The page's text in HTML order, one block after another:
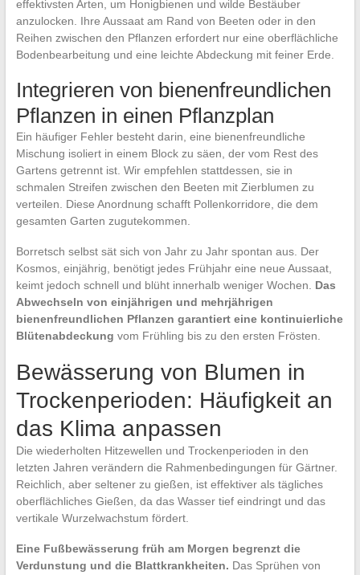
effektivsten Arten, um Honigbienen und wilde Bestäuber
anzulocken. Ihre Aussaat am Rand von Beeten oder in den
Reihen zwischen den Pflanzen erfordert nur eine oberflächliche
Bodenbearbeitung und eine leichte Abdeckung mit feiner Erde.
Integrieren von bienenfreundlichen
Pflanzen in einen Pflanzplan
Ein häufiger Fehler besteht darin, eine bienenfreundliche
Mischung isoliert in einem Block zu säen, der vom Rest des
Gartens getrennt ist. Wir empfehlen stattdessen, sie in
schmalen Streifen zwischen den Beeten mit Zierblumen zu
verteilen. Diese Anordnung schafft Pollenkorridore, die dem
gesamten Garten zugutekommen.
Borretsch selbst sät sich von Jahr zu Jahr spontan aus. Der
Kosmos, einjährig, benötigt jedes Frühjahr eine neue Aussaat,
keimt jedoch schnell und blüht innerhalb weniger Wochen. Das
Abwechseln von einjährigen und mehrjährigen
bienenfreundlichen Pflanzen garantiert eine kontinuierliche
Blütenabdeckung vom Frühling bis zu den ersten Frösten.
Bewässerung von Blumen in
Trockenperioden: Häufigkeit an
das Klima anpassen
Die wiederholten Hitzewellen und Trockenperioden in den
letzten Jahren verändern die Rahmenbedingungen für Gärtner.
Reichlich, aber seltener zu gießen, ist effektiver als tägliches
oberflächliches Gießen, da das Wasser tief eindringt und das
vertikale Wurzelwachstum fördert.
Eine Fußbewässerung früh am Morgen begrenzt die
Verdunstung und die Blattkrankheiten. Das Sprühen von